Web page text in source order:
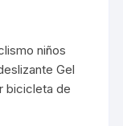
niños
Gel
bicicleta de